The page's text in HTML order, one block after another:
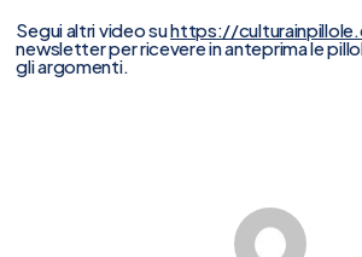
Segui altri video suhttps://
newsletter per ricevere in anteprima le
gli argomenti.